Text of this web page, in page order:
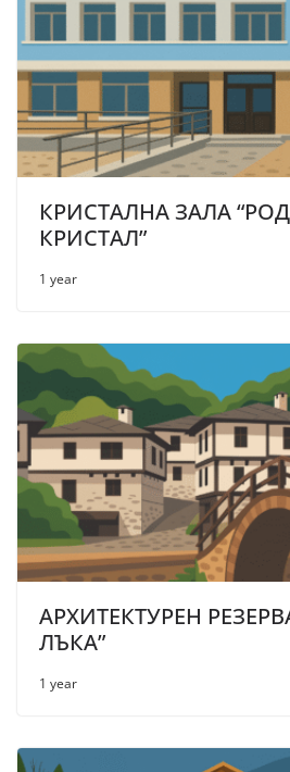
КРИСТАЛНА ЗАЛА
КРИСТАЛ”
1 year
АРХИТЕКТУРЕН
ЛЪКА”
1 year